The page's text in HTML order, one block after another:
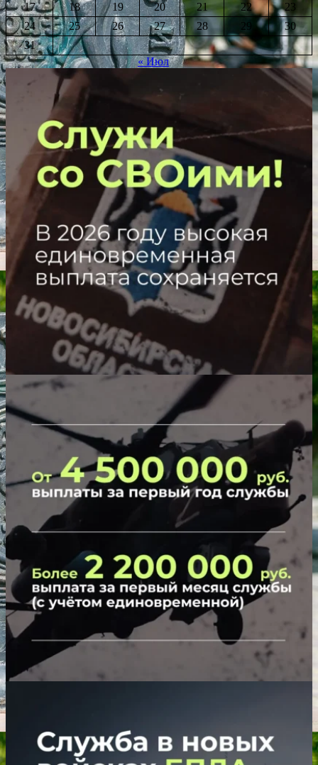
17
18 19 20 21 22
23
24
25 26 27 28 29
30
31
« Июл